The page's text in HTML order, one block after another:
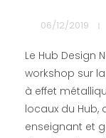
06/12/2019
Le Hub Design
workshop sur
à effet
locaux du Hub,
enseignant et